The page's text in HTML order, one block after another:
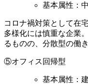
基本属性：
コロナ禍対策として在
多様化には慎重な企業
るものの、分散型の働
⑤オフィス回帰型
基本属性：